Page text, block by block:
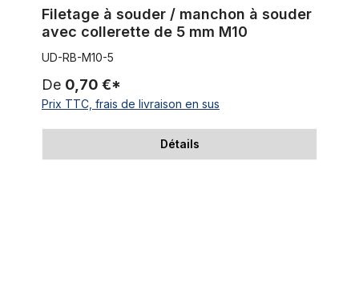
Filetage à souder / manchon à souder
avec collerette de 5 mm M10
UD-RB-M10-5
De 0,70 €*
Prix TTC, frais de livraison en sus
Détails